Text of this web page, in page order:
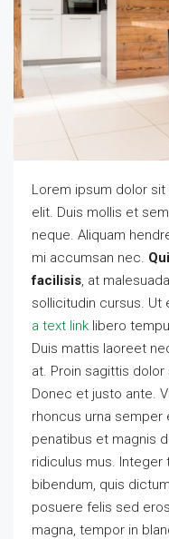
Lorem ipsum dolor
elit. Duis mollis et
neque. Aliquam
mi accumsan nec.
facilisis , at
sollicitudin cursus. Ut
a text link libero
Duis mattis laoreet
at. Proin sagittis
Donec et justo ante.
rhoncus urna semper
penatibus et magnis
ridiculus mus.
bibendum, quis
posuere felis sed
magna, tempor in